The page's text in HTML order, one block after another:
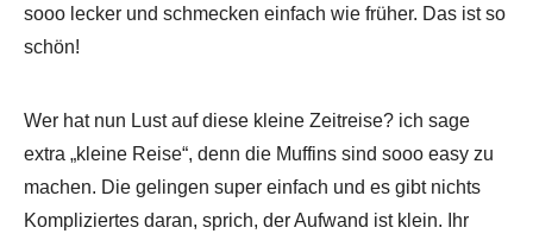
sooo lecker und schmecken einfach wie früher. Das ist so
schön!
Wer hat nun Lust auf diese kleine Zeitreise? ich sage
extra „kleine Reise“, denn die Muffins sind sooo easy zu
machen. Die gelingen super einfach und es gibt nichts
Kompliziertes daran, sprich, der Aufwand ist klein. Ihr